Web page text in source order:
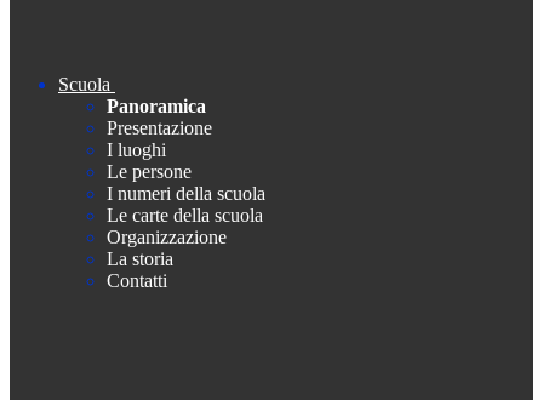
Scuola
Panoramica
Presentazione
I luoghi
Le persone
I numeri della scuola
Le carte della scuola
Organizzazione
La storia
Contatti